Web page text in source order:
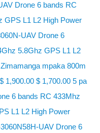
Drone 6 bands RC
GPS L1 L2 High Power
UAV Drone 6
5.8Ghz GPS L1 L2
mpaka 800m
1,900.00 $ 1,700.00 5 pa
6 bands RC 433Mhz
L1 L2 High Power
UAV Drone 6